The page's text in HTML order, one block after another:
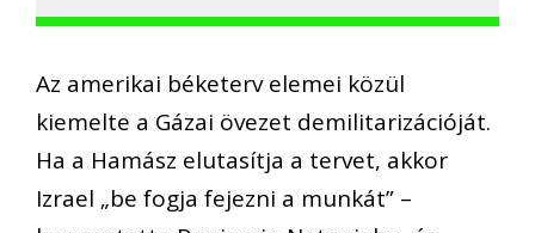
Az amerikai béketerv elemei közül
kiemelte a Gázai övezet demilitarizációját.
Ha a Hamász elutasítja a tervet, akkor
Izrael „be fogja fejezni a munkát” –